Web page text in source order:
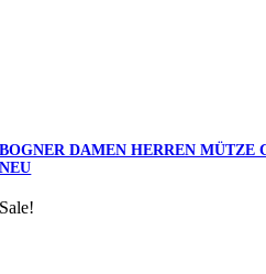
BOGNER DAMEN HERREN MÜTZE
NEU
Sale!